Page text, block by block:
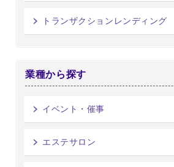
トランザクションレンディング
業種から探す
イベント・催事
エステサロン